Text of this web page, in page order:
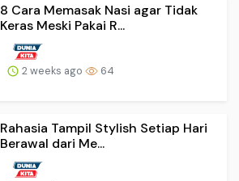
8 Cara Memasak Nasi agar Tidak
Keras Meski Pakai R...
2 weeks ago 64
Rahasia Tampil Stylish Setiap Hari
Berawal dari Me...